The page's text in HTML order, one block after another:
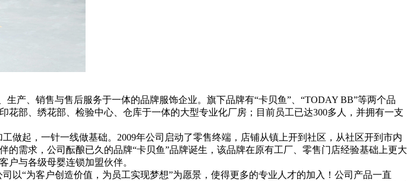
、销售与售后服务于一体的品牌服饰企业。旗下品牌有“卡贝鱼”、“TODAY BB”等两个品
部、绣花部、检验中心、仓库于一体的大型专业化厂房；目前员工已达300多人，并拥有一支
起，一针一线做基础。2009年公司启动了零售终端，店铺从镇上开到社区，从社区开到市内
需求，公司酝酿已久的品牌“卡贝鱼”品牌诞生，该品牌在原有工厂、零售门店经验基础上更大
户与各级母婴连锁加盟伙伴。
“为客户创造价值，为员工实现梦想”为愿景，使得更多的专业人才的加入！公司产品一直